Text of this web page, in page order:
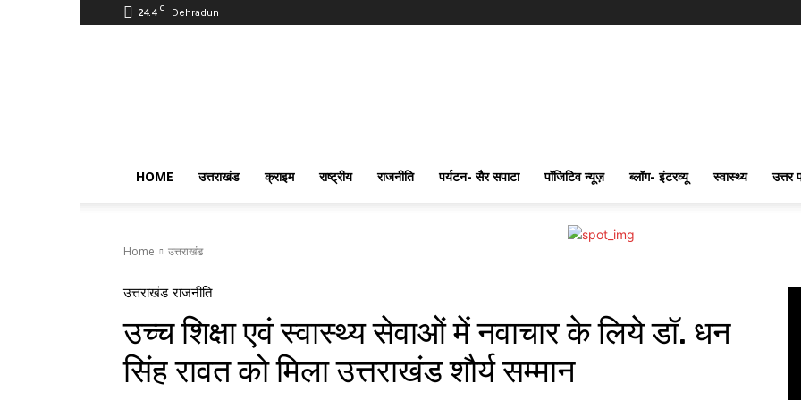
24.4 C Dehradun
HOME उत्तराखंड क्राइम राष्ट्रीय राजनीति पर्यटन- सैर सपाटा पॉजिटिव न्यूज़ ब्लॉग- इंटरव्यू स्वास्थ्य उत्तर
Home उत्तराखंड
उत्तराखंड राजनीति
उच्च शिक्षा एवं स्वास्थ्य सेवाओं में नवाचार के लिये डॉ. धन
सिंह रावत को मिला उत्तराखंड शौर्य सम्मान